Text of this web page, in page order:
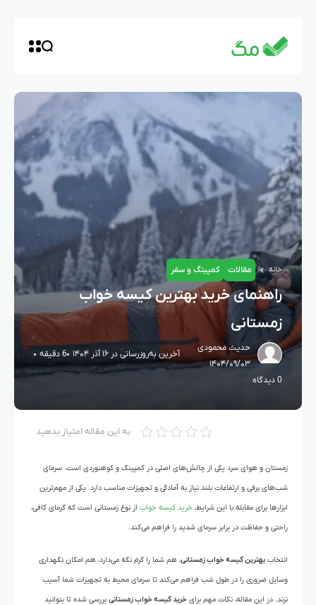
خانه مقالات کمپینگ و سفر
راهنمای خرید بهترین کیسه خواب
زمستانی
حدیث محمودی
۱۴۰۴/۰۹/۰۳
آخرین به‌روزرسانی در ۱۶ آذر ۱۴۰۴ 6 دقیقه
0 دیدگاه
به این مقاله امتیاز بدهید
زمستان و هوای سرد یکی از چالش‌های اصلی در کمپینگ و کوهنوردی است. سرمای
شب‌های برفی و ارتفاعات بلند نیاز به آمادگی و تجهیزات مناسب دارد. یکی از مهم‌ترین
ابزارها برای مقابله با این شرایط، خرید کیسه خواب از نوع زمستانی است که گرمای کافی،
راحتی و حفاظت در برابر سرمای شدید را فراهم می‌کند.
انتخاب بهترین کیسه خواب زمستانی، هم شما را گرم نگه می‌دارد، هم امکان نگهداری
وسایل ضروری را در طول شب فراهم می‌کند تا سرمای محیط به تجهیزات شما آسیب
نزند. در این مقاله، نکات مهم برای خرید کیسه خواب زمستانی بررسی شده تا بتوانید